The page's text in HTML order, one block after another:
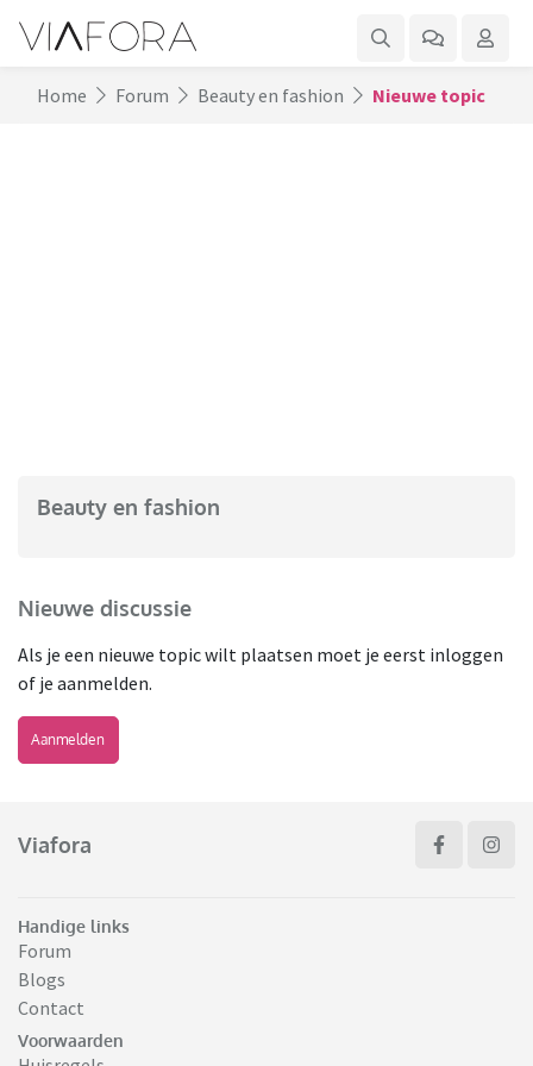
Home Forum Beauty en fashion Nieuwe topic
Beauty en fashion
Nieuwe discussie
Als je een nieuwe topic wilt plaatsen moet je eerst inloggen
of je aanmelden.
Aanmelden
Viafora
Handige links
Forum
Blogs
Contact
Voorwaarden